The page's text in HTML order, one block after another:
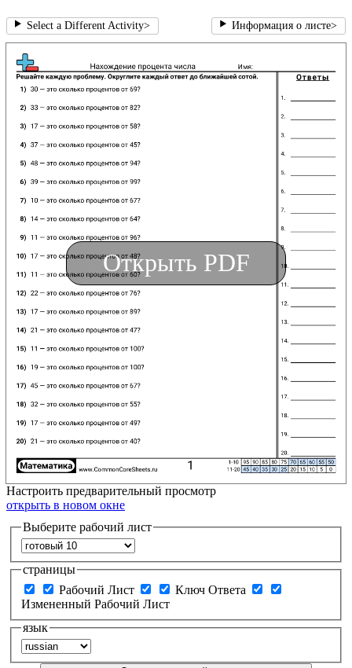
Select a Different Activity> Информация о листе>
Открыть PDF
Настроить предварительный просмотр
открыть в новом окне
Выберите рабочий лист
страницы
Рабочий Лист
Ключ Ответа
Измененный Рабочий Лист
язык